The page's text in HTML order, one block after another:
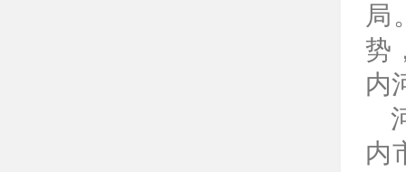
局
势
内
内